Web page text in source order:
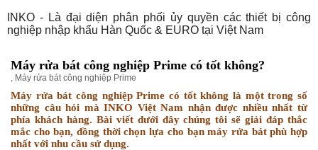
INKO - Là đại diện phân phối ủy quyền các thiết bị công
nghiệp nhập khẩu Hàn Quốc & EURO tại Việt Nam
Máy rửa bát công nghiệp Prime có tốt không?
Máy rửa bát công nghiệp Prime
Máy rửa bát công nghiệp Prime có tốt không là một trong số
những câu hỏi mà INKO Việt Nam nhận được nhiều nhất từ
phía khách hàng. Bài viết dưới đây chúng tôi sẽ giải đáp thắc
mắc cho bạn, đồng thời chọn lựa cho bạn máy rửa bát phù hợp
nhất với nhu cầu sử dụng.